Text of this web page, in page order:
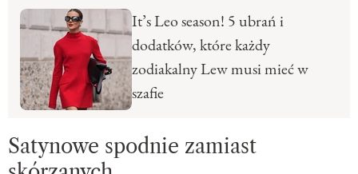
It’s Leo season! 5 ubrań i
dodatków, które każdy
zodiakalny Lew musi mieć w
szafie
Satynowe spodnie zamiast